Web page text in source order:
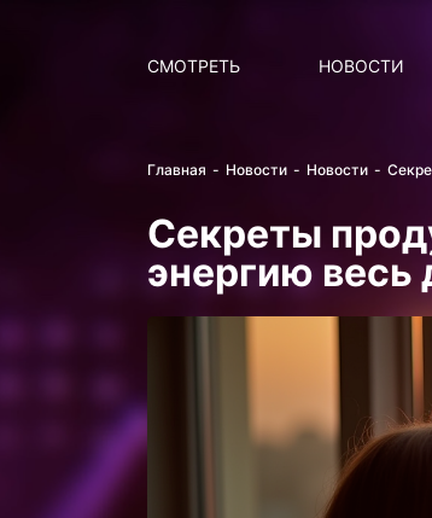
СМОТРЕТЬ НОВОСТИ
Главная Новости Новости
Секреты
энергию весь